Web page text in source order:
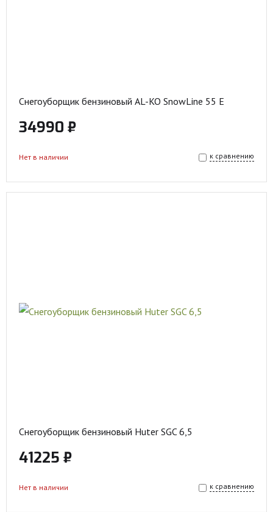
Снегоуборщик бензиновый AL-KO SnowLine 55 E
34990 ₽
к сравнению
Нет в наличии
Снегоуборщик бензиновый Huter SGC 6,5
41225 ₽
к сравнению
Нет в наличии